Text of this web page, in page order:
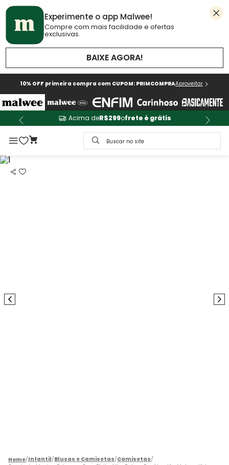
Experimente o app Malwee!
Compre com mais facilidade e ofertas
exclusivas.
BAIXE AGORA!
10% OFF primeira compra com CUPOM: PRIMCOMPRAAproveitar
Acima deR$299ofrete é grátis
Buscar no site
Infantil Blusas e Camisetas Camisetas